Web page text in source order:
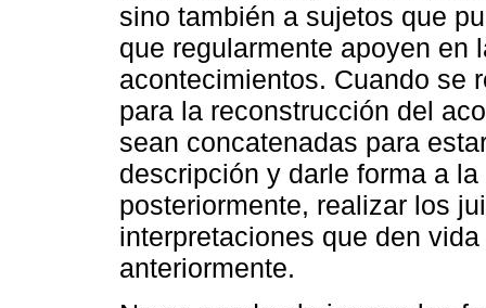
sino también a sujetos que
que regularmente apoyen en
acontecimientos. Cuando se
para la reconstrucción del
sean concatenadas para
descripción y darle forma a
posteriormente, realizar los
interpretaciones que den
anteriormente.